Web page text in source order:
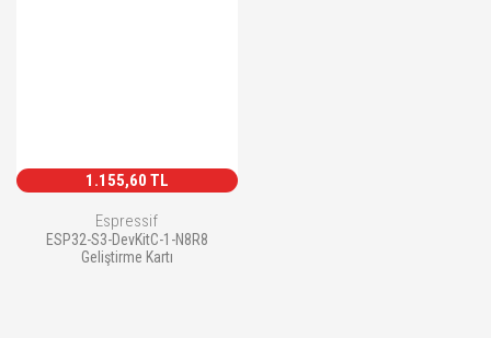
1.155,60 TL
Espressif
ESP32-S3-DevKitC-1-N8R8
Geliştirme Kartı